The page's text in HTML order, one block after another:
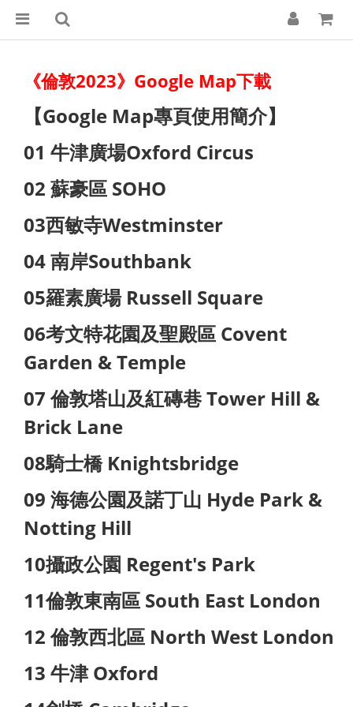
《倫敦2023》Google Map下載
【Google Map專頁使用簡介】
01 牛津廣場Oxford Circus
02 蘇豪區 SOHO
03西敏寺Westminster
04 南岸Southbank
05羅素廣場 Russell Square
06考文特花園及聖殿區 Covent
Garden & Temple
07 倫敦塔山及紅磚巷 Tower Hill &
Brick Lane
08騎士橋 Knightsbridge
09 海德公園及諾丁山 Hyde Park &
Notting Hill
10攝政公園 Regent's Park
11倫敦東南區 South East London
12 倫敦西北區 North West London
13 牛津 Oxford